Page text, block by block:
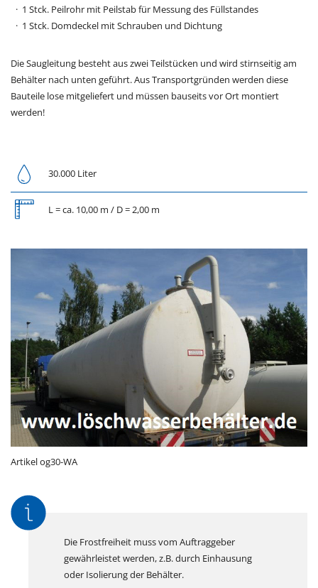
1 Stck. Peilrohr mit Peilstab für Messung des Füllstandes
1 Stck. Domdeckel mit Schrauben und Dichtung
Die Saugleitung besteht aus zwei Teilstücken und wird stirnseitig am
Behälter nach unten geführt. Aus Transportgründen werden diese
Bauteile lose mitgeliefert und müssen bauseits vor Ort montiert
werden!
30.000 Liter
L = ca. 10,00 m / D = 2,00 m
Artikel og30-WA
Die Frostfreiheit muss vom Auftraggeber
gewährleistet werden, z.B. durch Einhausung
oder Isolierung der Behälter.